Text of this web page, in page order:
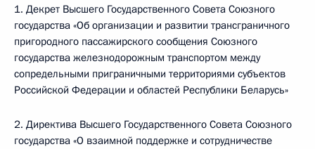
1. Декрет Высшего Государственного Совета Союзного
государства «Об организации и развитии трансграничного
пригородного пассажирского сообщения Союзного
государства железнодорожным транспортом между
сопредельными приграничными территориями субъектов
Российской Федерации и областей Республики Беларусь»
2. Директива Высшего Государственного Совета Союзного
государства «О взаимной поддержке и сотрудничестве